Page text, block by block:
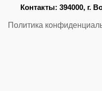
Контакты: 394000, г.
Политика